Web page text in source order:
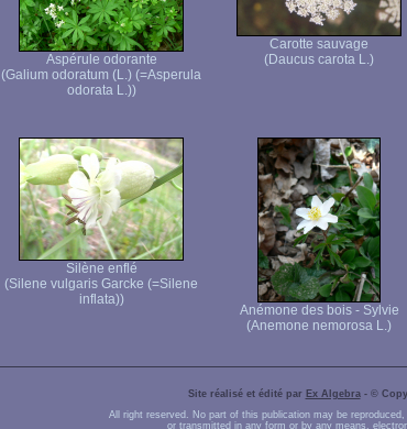
Aspérule odorante
(Galium odoratum (L.) (=Asperula
odorata L.))
Carotte sauvage
(Daucus carota L.)
Silène enflé
(Silene vulgaris Garcke (=Silene
inflata))
Anémone des bois - Sylvie
(Anemone nemorosa L.)
Site réalisé et édité par Ex Algebra- ©
All right reserved. No part of this publication may be
or transmitted in any form or by any means,